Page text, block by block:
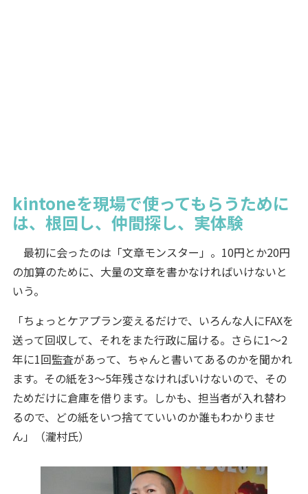
kintoneを現場で使ってもらうために
は、根回し、仲間探し、実体験
最初に会ったのは「文章モンスター」。10円とか20円
の加算のために、大量の文章を書かなければいけないと
いう。
「ちょっとケアプラン変えるだけで、いろんな人にFAXを
送って回収して、それをまた行政に届ける。さらに1～2
年に1回監査があって、ちゃんと書いてあるのかを聞かれ
ます。その紙を3～5年残さなければいけないので、その
ためだけに倉庫を借ります。しかも、担当者が入れ替わ
るので、どの紙をいつ捨てていいのか誰もわかりませ
ん」（瀧村氏）